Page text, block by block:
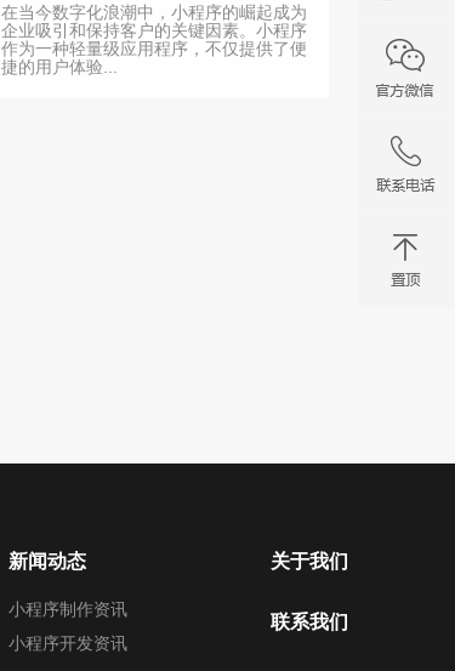
在当今数字化浪潮中，小程序的崛起成为
企业吸引和保持客户的关键因素。小程序
作为一种轻量级应用程序，不仅提供了便
捷的用户体验...
新闻动态
小程序制作资讯
小程序开发资讯
关于我们
联系我们